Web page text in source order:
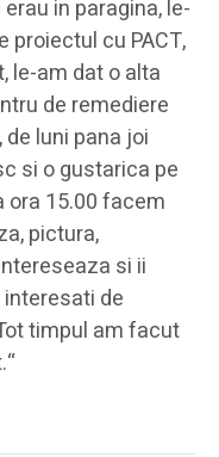
in paragina, le-
proiectul cu PACT,
le-am dat o alta
de remediere
luni pana joi
si o gustarica pe
ora 15.00 facem
pictura,
si ii
de
timpul am facut